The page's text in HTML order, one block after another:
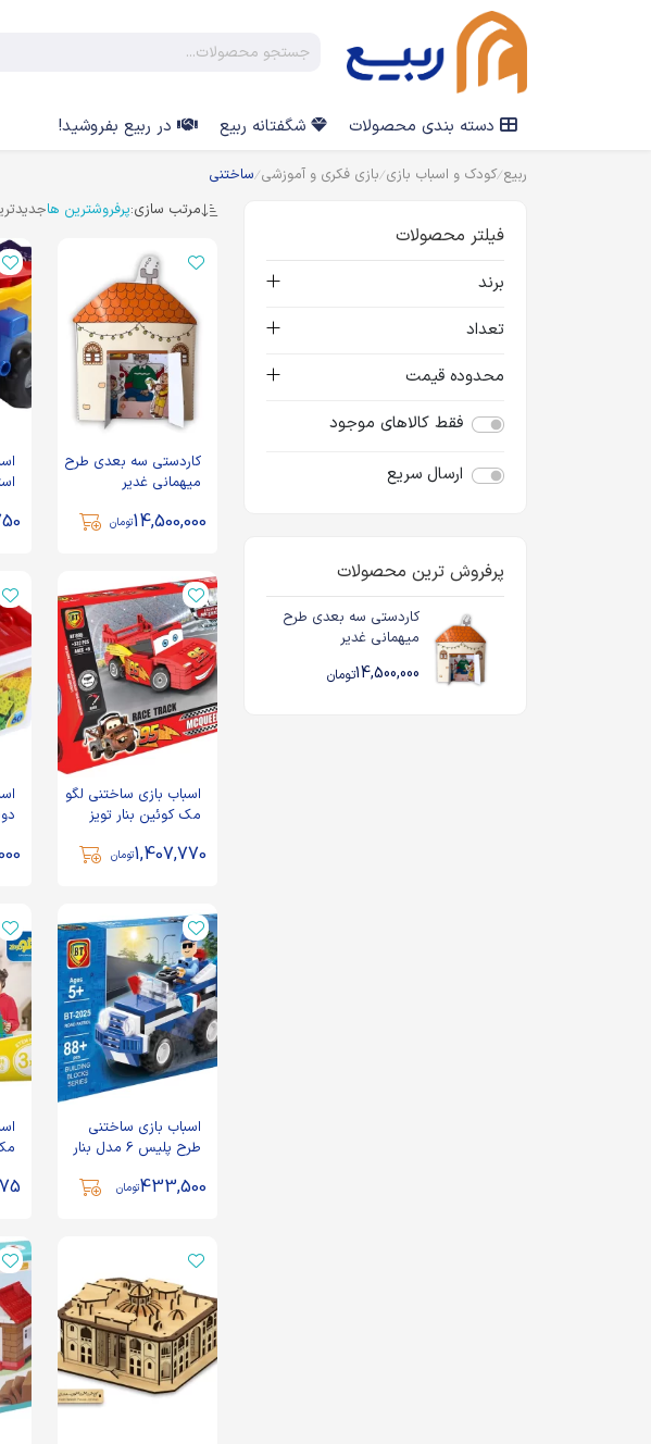
دسته بندی محصولات شگفتانه ربیع در ربیع بفروشید!
ربیع کودک و اسباب بازی بازی فکری و آموزشی ساختنی
فیلتر محصولات
برند
تعداد
محدوده قیمت
فقط کالاهای موجود
ارسال سریع
پرفروش ترین محصولات
کاردستی سه بعدی طرح
میهمانی غدیر
14,500,000تومان
مرتب سازی:پرفروشترین ها
کاردستی سه بعدی طرح
میهمانی غدیر
14,500,000تومان
اسباب بازی ساختنی لگو
مک کوئین بنار تویز
1,407,770تومان
دوپلو
اسباب بازی ساختنی
طرح پلیس 6 مدل بنار
433,500تومان